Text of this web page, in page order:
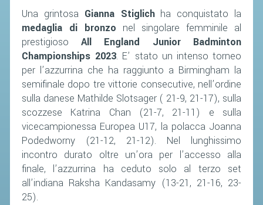
Una grintosa Gianna Stiglichha conquistato la
medaglia di bronzo nel singolare femminile al
prestigioso All England Junior Badminton
Championships 2023. E’ stato un intenso torneo
per l’azzurrina che ha raggiunto a Birmingham la
semifinale dopo tre vittorie consecutive, nell’ordine
sulla danese Mathilde Slotsager ( 21-9, 21-17), sulla
scozzese Katrina Chan (21-7, 21-11) e sulla
vicecampionessa Europea U17, la polacca Joanna
Podedworny (21-12, 21-12). Nel lunghissimo
incontro durato oltre un’ora per l’accesso alla
finale, l’azzurrina ha ceduto solo al terzo set
all’indiana Raksha Kandasamy (13-21, 21-16, 23-
25).
REGOLAMENTI
PROVVEDIMENTI
ORGANI DI GIUSTIZIA FEDERALE
MAGLIA AZZURRA
STAFF TECNICO
CTF – PALABADMINTON
ATLETI D'INTERESSE NAZIONALE
SCHEDE ATLETI
VOLA CON NOI